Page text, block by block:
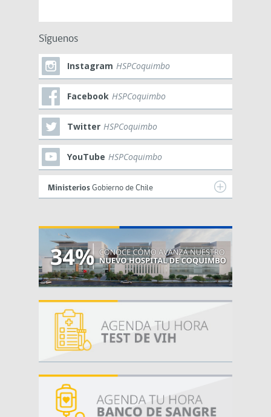
Síguenos
Instagram HSPCoquimbo
Facebook HSPCoquimbo
Twitter HSPCoquimbo
YouTube HSPCoquimbo
Ministerios Gobierno de Chile